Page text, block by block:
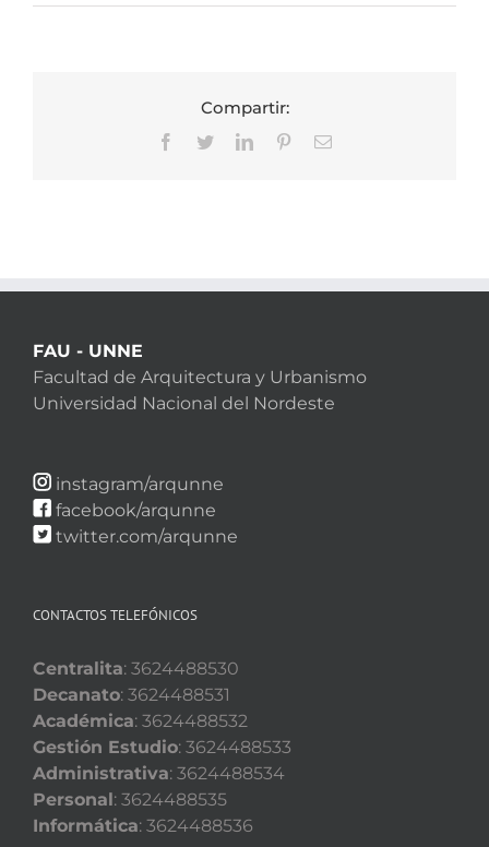
Compartir:
Facebook
TwitterLinkedInPinterestCorreo
FAU - UNNE
Facultad de Arquitectura y Urbanismo
Universidad Nacional del Nordeste
instagram/arqunne
facebook/arqunne
twitter.com/arqunne
CONTACTOS TELEFÓNICOS
Centralita: 3624488530
Decanato: 3624488531
Académica: 3624488532
Gestión Estudio: 3624488533
Administrativa: 3624488534
Personal: 3624488535
Informática: 3624488536